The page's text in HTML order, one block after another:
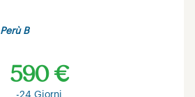
Perù B
590 €
-24 Giorni